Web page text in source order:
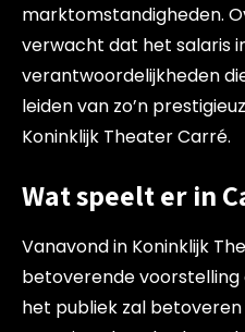
marktomstandigheden.
verwacht dat het salaris
verantwoordelijkheden
leiden van zo’n
Koninklijk Theater Carré.
Wat speelt er in
Vanavond in Koninklijk
betoverende
het publiek zal